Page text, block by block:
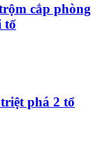
cắp phòng
tố
phá 2 tổ